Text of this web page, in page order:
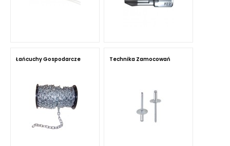
Łańcuchy Gospodarcze Technika Zamocowań